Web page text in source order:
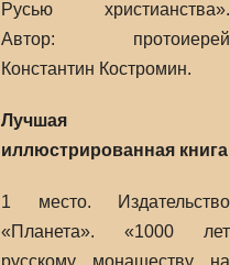
Русью христианства».
Автор: протоиерей
Константин Костромин.
Лучшая
иллюстрированная книга
1 место. Издательство
«Планета». «1000 лет
русскому монашеству на